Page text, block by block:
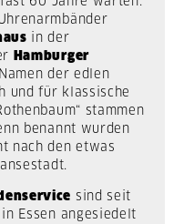
in der
Hamburger
der edlen
und für klassische
stammen
benannt wurden
nach den etwas
sind seit
in Essen angesiedelt